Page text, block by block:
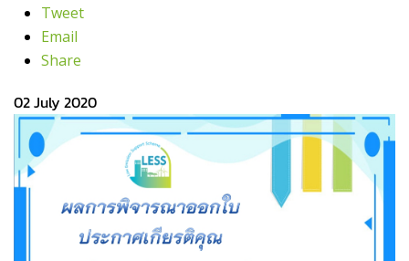
Tweet
Email
Share
02 July 2020